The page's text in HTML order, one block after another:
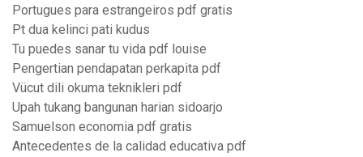
Portugues para estrangeiros pdf gratis
Pt dua kelinci pati kudus
Tu puedes sanar tu vida pdf louise
Pengertian pendapatan perkapita pdf
Vücut dili okuma teknikleri pdf
Upah tukang bangunan harian sidoarjo
Samuelson economia pdf gratis
Antecedentes de la calidad educativa pdf